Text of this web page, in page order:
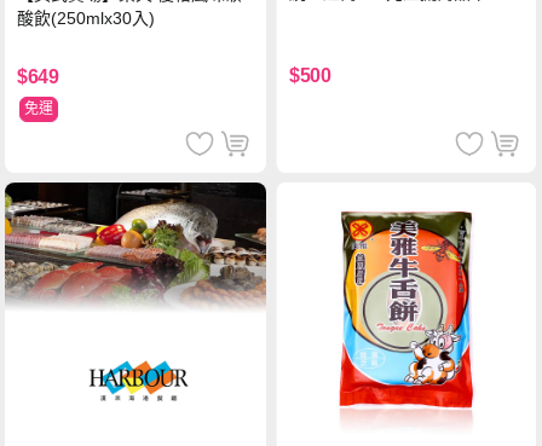
酸飲(250mlx30入)
$649
免運
$500